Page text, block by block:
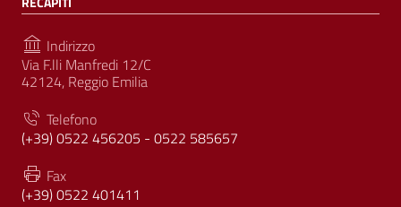
Indirizzo
Via F.lli Manfredi 12/C
42124, Reggio Emilia
Telefono
(+39) 0522 456205 - 0522 585657
Fax
(+39) 0522 401411